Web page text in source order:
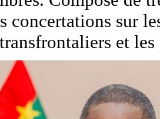
concertations sur
et